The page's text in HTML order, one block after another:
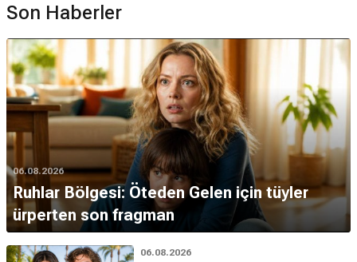
Son Haberler
06.08.2026
Ruhlar Bölgesi: Öteden Gelen için tüyler
ürperten son fragman
06.08.2026